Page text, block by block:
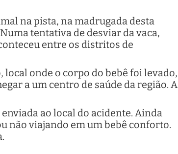
na pista, na madrugada desta
tentativa de desviar da vaca,
entre os distritos de
onde o corpo do bebê foi levado,
a um centro de saúde da região. A
ao local do acidente. Ainda
não viajando em um bebê conforto.